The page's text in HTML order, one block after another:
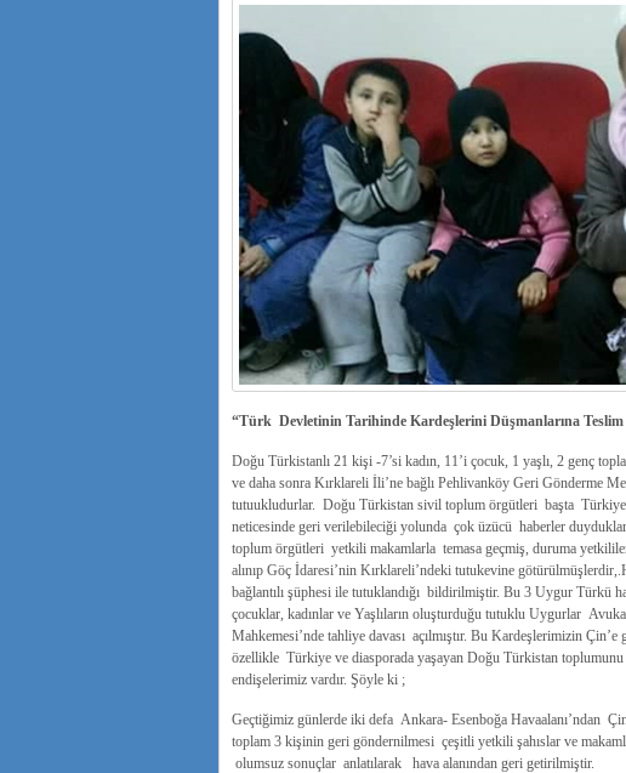
“Türk Devletinin Tarihinde Kardeşlerini Düşmanlarına
Doğu Türkistanlı 21 kişi -7’si kadın, 11’i çocuk, 1 yaşlı, 2 genç
ve daha sonra Kırklareli İli’ne bağlı Pehlivanköy Geri Gönderme
tutuukludurlar. Doğu Türkistan sivil toplum örgütleri başta
neticesinde geri verilebileciği yolunda çok üzücü haberler
toplum örgütleri yetkili makamlarla temasa geçmiş, duruma
alınıp Göç İdaresi’nin Kırklareli’ndeki tutukevine
bağlantılı şüphesi ile tutuklandığı bildirilmiştir. Bu 3 Uygur Türkü
çocuklar, kadınlar ve Yaşlıların oluşturduğu tutuklu Uygurlar
Mahkemesi’nde tahliye davası açılmıştır. Bu Kardeşlerimizin
özellikle Türkiye ve diasporada yaşayan Doğu Türkistan
endişelerimiz vardır. Şöyle ki ;
Geçtiğimiz günlerde iki defa Ankara- Esenboğa Havaalanı’ndan
toplam 3 kişinin geri göndernilmesi çeşitli yetkili şahıslar ve
olumsuz sonuçlar anlatılarak hava alanından geri getirilmiştir.